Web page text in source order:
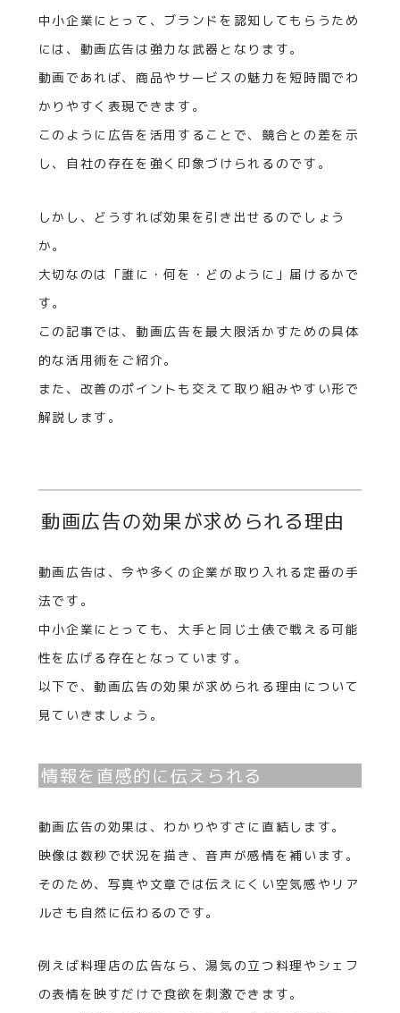
中小企業にとって、ブランドを認知してもらうため
には、動画広告は強力な武器となります。
動画であれば、商品やサービスの魅力を短時間でわ
かりやすく表現できます。
このように広告を活用することで、競合との差を示
し、自社の存在を強く印象づけられるのです。
しかし、どうすれば効果を引き出せるのでしょう
か。
大切なのは「誰に・何を・どのように」届けるかで
す。
この記事では、動画広告を最大限活かすための具体
的な活用術をご紹介。
また、改善のポイントも交えて取り組みやすい形で
解説します。
動画広告の効果が求められる理由
動画広告は、今や多くの企業が取り入れる定番の手
法です。
中小企業にとっても、大手と同じ土俵で戦える可能
性を広げる存在となっています。
以下で、動画広告の効果が求められる理由について
見ていきましょう。
情報を直感的に伝えられる
動画広告の効果は、わかりやすさに直結します。
映像は数秒で状況を描き、音声が感情を補います。
そのため、写真や文章では伝えにくい空気感やリア
ルさも自然に伝わるのです。
例えば料理店の広告なら、湯気の立つ料理やシェフ
の表情を映すだけで食欲を刺激できます。